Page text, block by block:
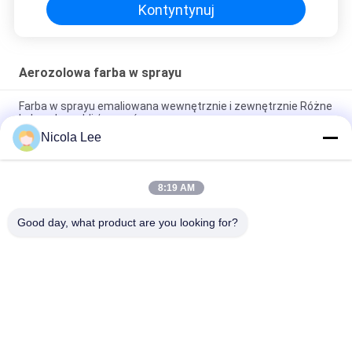
Kontyntynuj
Aerozolowa farba w sprayu
Farba w sprayu emaliowana wewnętrznie i zewnętrznie Różne
kolory do mebli / rowerów
Nietoksyczny lakier ze stali nierdzewnej odporny na
odpryskiwanie / pękanie / łuszczenie
Szybkoschnąca metaliczna farba w sprayu do dekoracji
Nicola Lee
8:19 AM
Good day, what product are you looking for?